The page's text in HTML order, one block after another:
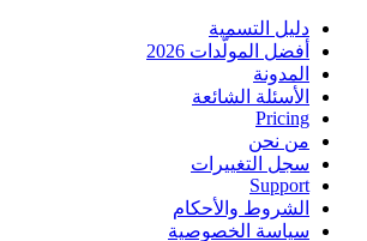
دليل التسمية
أفضل المولّدات 2026
المدونة
الأسئلة الشائعة
Pricing
من نحن
سجل التغييرات
Support
الشروط والأحكام
سياسة الخصوصية